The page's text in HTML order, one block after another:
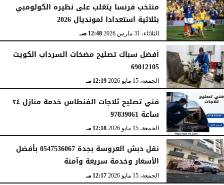
منتخب فرنسا يتغلب على نظيره الكولومبي
بثلاثية استعدادا لمونديال 2026
الثلاثاء، 31 مارس 2026 12:48 صـ
أفضل سباك تصليح مضخات السرداب الكويت
69012105
الجمعة، 15 مايو 2026 12:19 مـ
فني تصليح ثلاجات الفنطاس خدمة منازل ٢٤
ساعة 97839061
الجمعة، 15 مايو 2026 12:18 مـ
نقل دبش العروسة بجدة 0547536067 بأفضل
الأسعار وخدمة سريعة وآمنة
الجمعة، 15 مايو 2026 12:17 مـ